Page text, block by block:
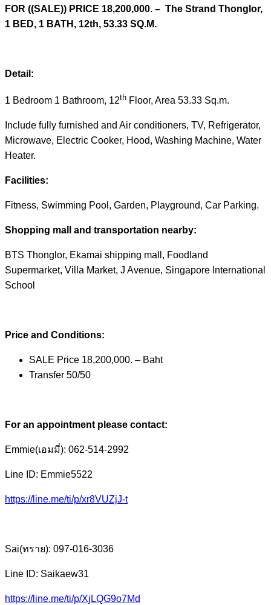
FOR ((SALE)) PRICE 18,200,000. – The Strand Thonglor,
1 BED, 1 BATH, 12th, 53.33 SQ.M.
Detail:
1 Bedroom 1 Bathroom, 12th Floor, Area 53.33 Sq.m.
Include fully furnished and Air conditioners, TV, Refrigerator,
Microwave, Electric Cooker, Hood, Washing Machine, Water
Heater.
Facilities:
Fitness, Swimming Pool, Garden, Playground, Car Parking.
Shopping mall and transportation nearby:
BTS Thonglor, Ekamai shipping mall, Foodland
Supermarket, Villa Market, J Avenue, Singapore International
School
Price and Conditions:
SALE Price 18,200,000. – Baht
Transfer 50/50
For an appointment please contact:
Emmie(เอมมี่): 062-514-2992
Line ID: Emmie5522
https://line.me/ti/p/xr8VUZjJ-t
Sai(ทราย): 097-016-3036
Line ID: Saikaew31
https://line.me/ti/p/XjLQG9o7Md